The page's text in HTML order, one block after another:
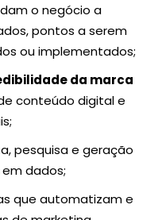
o negócio a
pontos a serem
ou implementados;
da marca
conteúdo digital e
pesquisa e geração
dados;
que automatizam e